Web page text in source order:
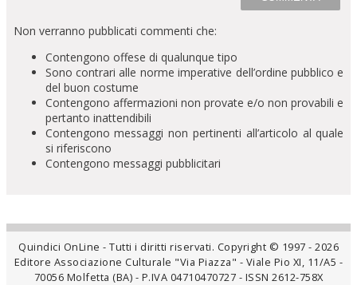
Non verranno pubblicati commenti che:
Contengono offese di qualunque tipo
Sono contrari alle norme imperative dell’ordine pubblico e
del buon costume
Contengono affermazioni non provate e/o non provabili e
pertanto inattendibili
Contengono messaggi non pertinenti all’articolo al quale
si riferiscono
Contengono messaggi pubblicitari
Quindici OnLine - Tutti i diritti riservati. Copyright © 1997 - 2026
Editore Associazione Culturale "Via Piazza" - Viale Pio XI, 11/A5 -
70056 Molfetta (BA) - P.IVA 04710470727 - ISSN 2612-758X